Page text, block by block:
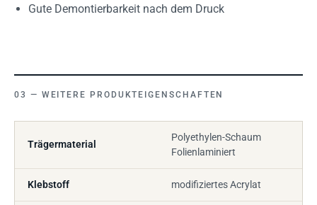
Gute Demontierbarkeit nach dem Druck
WEITERE PRODUKTEIGENSCHAFTEN
Trägermaterial
Polyethylen-Schaum
Folienlaminiert
Klebstoff modifiziertes Acrylat